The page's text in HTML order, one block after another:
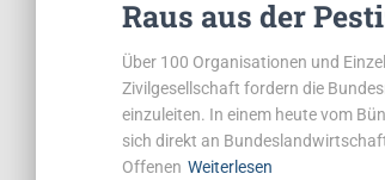
Raus aus der
Über 100 Organisationen und
Zivilgesellschaft fordern die
einzuleiten. In einem heute vom
sich direkt an
Offenen Weiterlesen